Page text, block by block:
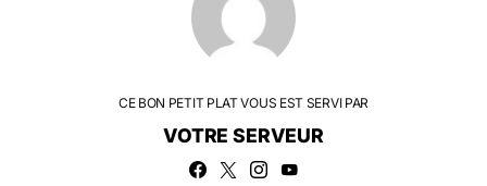
CE BON PETIT PLAT VOUS EST SERVI PAR
VOTRE SERVEUR